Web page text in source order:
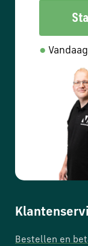
●
Bestellen en